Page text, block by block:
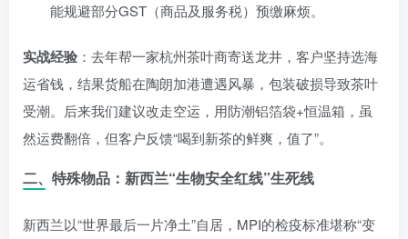
能规避部分GST（商品及服务税）预缴麻烦。
实战经验：去年帮一家杭州茶叶商寄送龙井，客户坚持选海
运省钱，结果货船在陶朗加港遭遇风暴，包装破损导致茶叶
受潮。后来我们建议改走空运，用防潮铝箔袋+恒温箱，虽
然运费翻倍，但客户反馈“喝到新茶的鲜爽，值了”。
二、特殊物品：新西兰“生物安全红线”生死线
新西兰以“世界最后一片净土”自居，MPI的检疫标准堪称“变